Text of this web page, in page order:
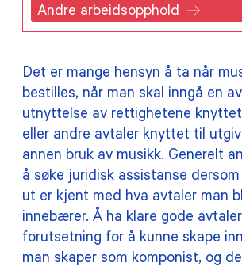
Andre arbeidsopphold
Det er mange hensyn å ta når
bestilles, når man skal inngå en
utnyttelse av rettighetene
eller andre avtaler knyttet til
annen bruk av musikk. Generelt
å søke juridisk assistanse
ut er kjent med hva avtaler man
innebærer. Å ha klare gode
forutsetning for å kunne skape
man skaper som komponist, og